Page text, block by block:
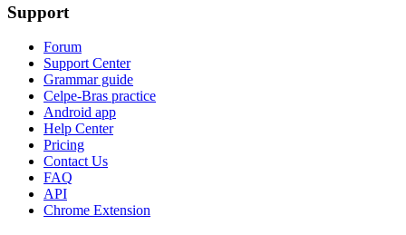
Support
Forum
Support Center
Grammar guide
Celpe-Bras practice
Android app
Help Center
Pricing
Contact Us
FAQ
API
Chrome Extension